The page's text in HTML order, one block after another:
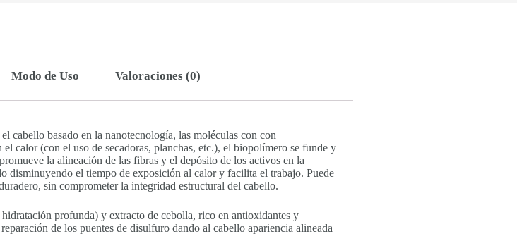
Modo de Uso Valoraciones (0)
cabello basado en la nanotecnología, las moléculas con con
calor (con el uso de secadoras, planchas, etc.), el biopolímero se funde y
la alineación de las fibras y el depósito de los activos en la
disminuyendo el tiempo de exposición al calor y facilita el trabajo. Puede
sin comprometer la integridad estructural del cabello.
profunda) y extracto de cebolla, rico en antioxidantes y
de los puentes de disulfuro dando al cabello apariencia alineada